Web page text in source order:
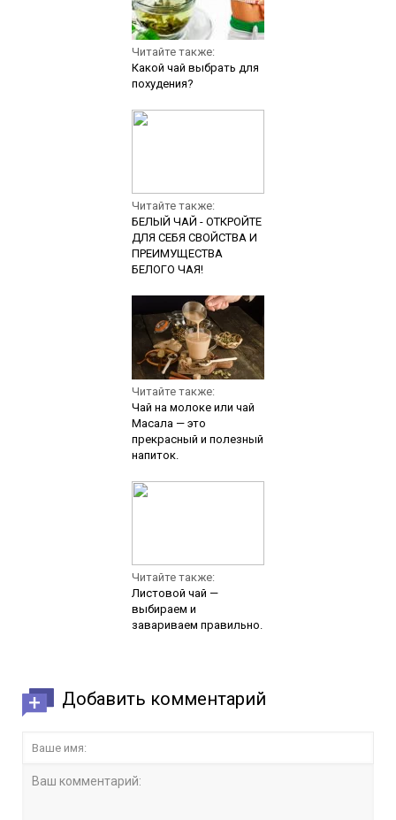
Читайте также:
Какой чай выбрать для
похудения?
Читайте также:
БЕЛЫЙ ЧАЙ - ОТКРОЙТЕ
ДЛЯ СЕБЯ СВОЙСТВА И
ПРЕИМУЩЕСТВА
БЕЛОГО ЧАЯ!
Читайте также:
Чай на молоке или чай
Масала — это
прекрасный и полезный
напиток.
Читайте также:
Листовой чай —
выбираем и
завариваем правильно.
Добавить комментарий